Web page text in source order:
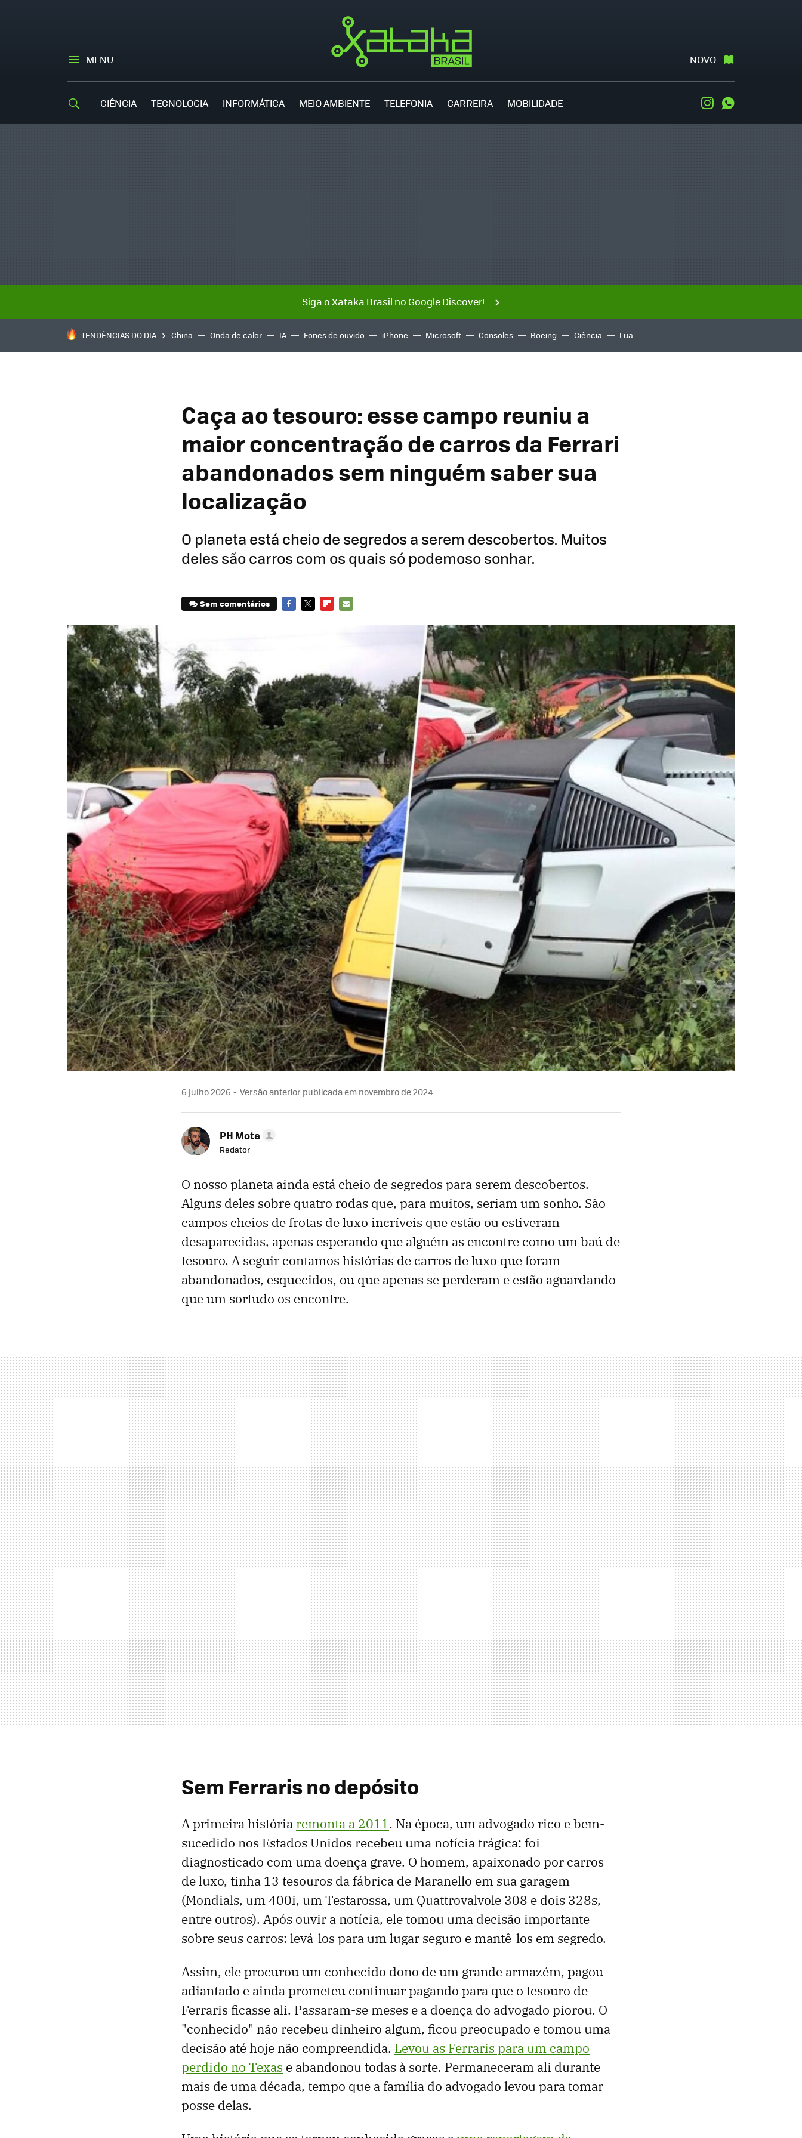
MENU NOVO
CIÊNCIA TECNOLOGIA INFORMÁTICA MEIO AMBIENTE TELEFONIA CARREIRA MOBILIDADE Instagram
Siga o Xataka Brasil no Google Discover!
TENDÊNCIAS DO DIA China Onda de calor IA Fones de ouvido iPhone Microsoft Consoles Boeing Ciência Lua
Caça ao tesouro: esse campo reuniu a
maior concentração de carros da Ferrari
abandonados sem ninguém saber sua
localização
O planeta está cheio de segredos a serem descobertos. Muitos
deles são carros com os quais só podemoso sonhar.
Sem comentários
6 julho 2026 Versão anterior publicada em novembro de 2024
PH Mota
Redator
O nosso planeta ainda está cheio de segredos para serem descobertos.
Alguns deles sobre quatro rodas que, para muitos, seriam um sonho. São
campos cheios de frotas de luxo incríveis que estão ou estiveram
desaparecidas, apenas esperando que alguém as encontre como um baú de
tesouro. A seguir contamos histórias de carros de luxo que foram
abandonados, esquecidos, ou que apenas se perderam e estão aguardando
que um sortudo os encontre.
Sem Ferraris no depósito
A primeira história remonta a 2011. Na época, um advogado rico e bem-
sucedido nos Estados Unidos recebeu uma notícia trágica: foi
diagnosticado com uma doença grave. O homem, apaixonado por carros
de luxo, tinha 13 tesouros da fábrica de Maranello em sua garagem
(Mondials, um 400i, um Testarossa, um Quattrovalvole 308 e dois 328s,
entre outros). Após ouvir a notícia, ele tomou uma decisão importante
sobre seus carros: levá-los para um lugar seguro e mantê-los em segredo.
Assim, ele procurou um conhecido dono de um grande armazém, pagou
adiantado e ainda prometeu continuar pagando para que o tesouro de
Ferraris ficasse ali. Passaram-se meses e a doença do advogado piorou. O
"conhecido" não recebeu dinheiro algum, ficou preocupado e tomou uma
decisão até hoje não compreendida. Levou as Ferraris para um campo
perdido no Texas e abandonou todas à sorte. Permaneceram ali durante
mais de uma década, tempo que a família do advogado levou para tomar
posse delas.